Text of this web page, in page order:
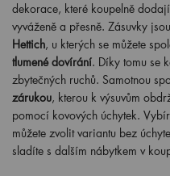
dekorace, které koupelně
vyváženě a přesně. Zásuvky
Hettich, u kterých se můžete
tlumené dovírání. Díky tomu se
zbytečných ruchů. Samotnou
zárukou, kterou k výsuvům
pomocí kovových úchytek.
můžete zvolit variantu bez
sladíte s dalším nábytkem v